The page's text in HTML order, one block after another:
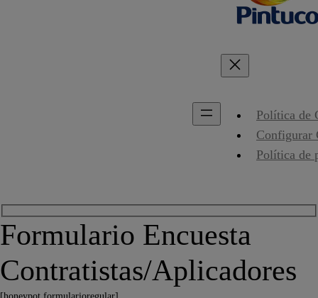
Política de
Configurar
Política de
Formulario Encuesta
Contratistas/Aplicadores